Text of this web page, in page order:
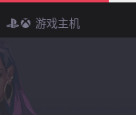
游戏主机